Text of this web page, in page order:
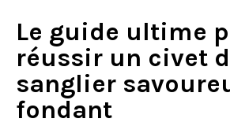
Le guide ultime
réussir un civet
sanglier
fondant